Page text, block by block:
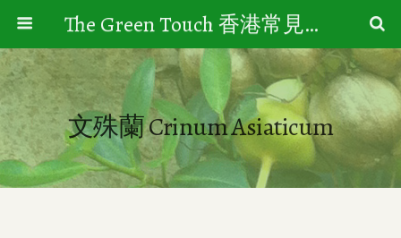
The Green Touch 香港常見樹木園藝生活
文殊蘭 Crinum Asiaticum